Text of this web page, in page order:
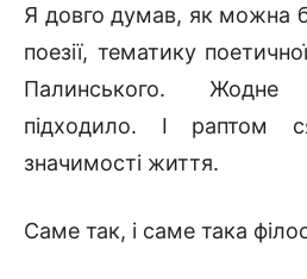
Я довго думав, як можна
поезії, тематику
Палинського.
підходило. І раптом
значимості життя.
Саме так, і саме така